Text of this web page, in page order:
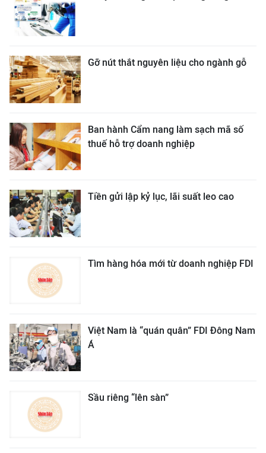
Gỡ nút thắt nguyên liệu cho ngành gỗ
Ban hành Cẩm nang làm sạch mã số
thuế hỗ trợ doanh nghiệp
Tiền gửi lập kỷ lục, lãi suất leo cao
Tìm hàng hóa mới từ doanh nghiệp FDI
Việt Nam là “quán quân” FDI Đông Nam
Á
Sầu riêng “lên sàn”